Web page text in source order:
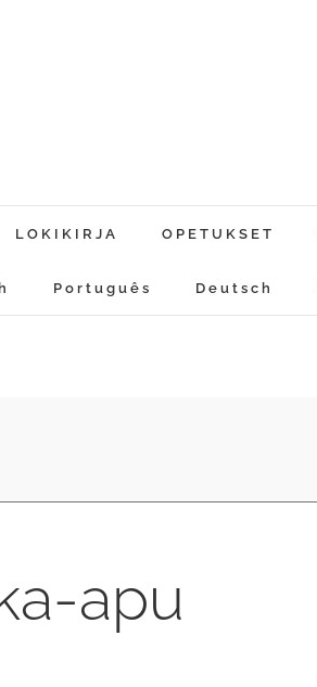
LOKIKIRJA OPETUKSET
Português Deutsch
apu